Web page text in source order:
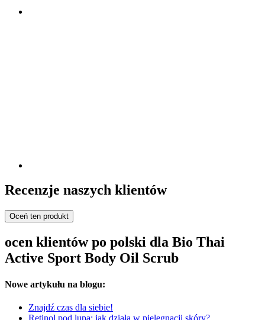
Recenzje naszych klientów
Oceń ten produkt
ocen klientów po polski dla Bio Thai
Active Sport Body Oil Scrub
Nowe artykułu na blogu:
Znajdź czas dla siebie!
Retinol pod lupą: jak działa w pielęgnacji skóry?